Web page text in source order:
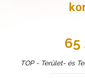
65
TOP - Terület- és